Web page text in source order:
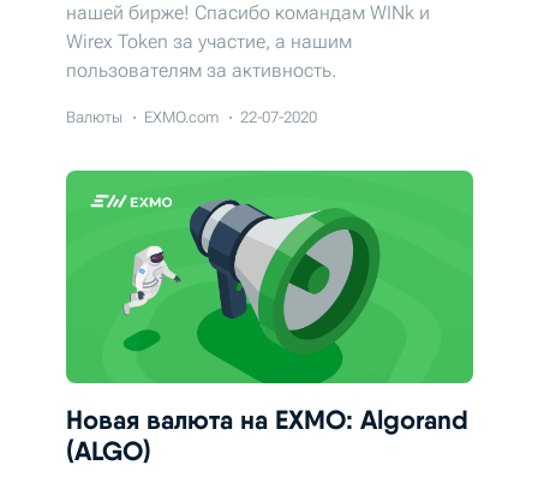
нашей бирже! Спасибо командам WINk и
Wirex Token за участие, а нашим
пользователям за активность.
Валюты EXMO.com 22-07-2020
Новая валюта на EXMO: Algorand
(ALGO)